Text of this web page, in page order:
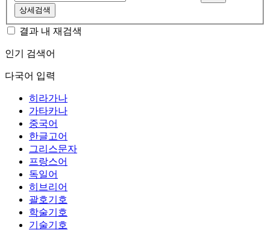
상세검색
결과 내 재검색
인기 검색어
다국어 입력
히라가나
가타카나
중국어
한글고어
그리스문자
프랑스어
독일어
히브리어
괄호기호
학술기호
기술기호